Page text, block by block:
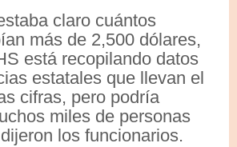
claro cuántos
más de 2,500 dólares,
está recopilando datos
estatales que llevan el
cifras, pero podría
miles de personas
los funcionarios.